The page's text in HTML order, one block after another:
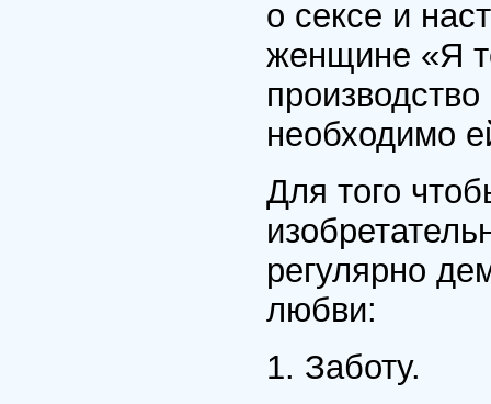
о сексе и
женщине «Я
необходимо
Для того
регулярно
любви:
1. Заботу.